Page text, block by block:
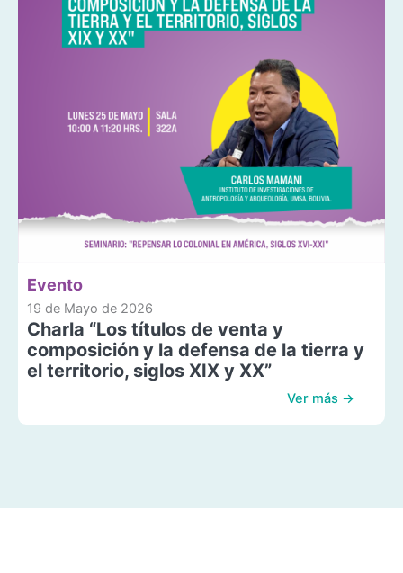
Evento
19 de Mayo de 2026
Charla “Los títulos de venta y
composición y la defensa de la tierra y
el territorio, siglos XIX y XX”
Ver más →